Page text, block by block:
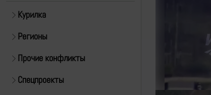
Курилка
Регионы
Прочие конфликты
Спецпроекты